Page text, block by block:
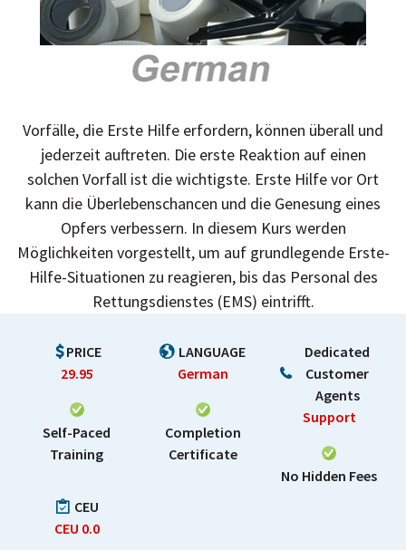
Vorfälle, die Erste Hilfe erfordern, können überall und
jederzeit auftreten. Die erste Reaktion auf einen
solchen Vorfall ist die wichtigste. Erste Hilfe vor Ort
kann die Überlebenschancen und die Genesung eines
Opfers verbessern. In diesem Kurs werden
Möglichkeiten vorgestellt, um auf grundlegende Erste-
Hilfe-Situationen zu reagieren, bis das Personal des
Rettungsdienstes (EMS) eintrifft.
PRICE
29.95
Self-Paced
Training
LANGUAGE
German
Completion
Certificate
Dedicated
Customer
Agents
Support
No Hidden Fees
CEU
CEU 0.0